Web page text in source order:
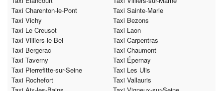
Taxi Charenton-le-Pont
Taxi Sainte-Marie
Taxi Vichy
Taxi Bezons
Taxi Le Creusot
Taxi Laon
Taxi Villiers-le-Bel
Taxi Carpentras
Taxi Bergerac
Taxi Chaumont
Taxi Taverny
Taxi Épernay
Taxi Pierrefitte-sur-Seine
Taxi Les Ulis
Taxi Rochefort
Taxi Vallauris